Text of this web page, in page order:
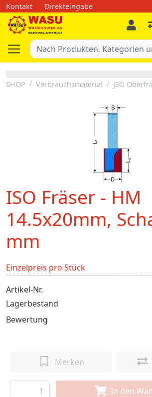
Kontakt Direkteingabe
SHOP Verbrauchsmaterial JSO
ISO Fräser - HM
14.5x20mm,
mm
Einzelpreis pro Stück
Artikel-Nr.
Lagerbestand
Bewertung
Merken
In den